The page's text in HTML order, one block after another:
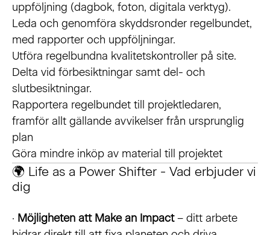
uppföljning (dagbok, foton, digitala verktyg).
Leda och genomföra skyddsronder regelbundet,
med rapporter och uppföljningar.
Utföra regelbundna kvalitetskontroller på site.
Delta vid förbesiktningar samt del- och
slutbesiktningar.
Rapportera regelbundet till projektledaren,
framför allt gällande avvikelser från ursprunglig
plan
Göra mindre inköp av material till projektet
🌍 Life as a Power Shifter - Vad erbjuder vi
dig
· Möjligheten att Make an Impact– ditt arbete